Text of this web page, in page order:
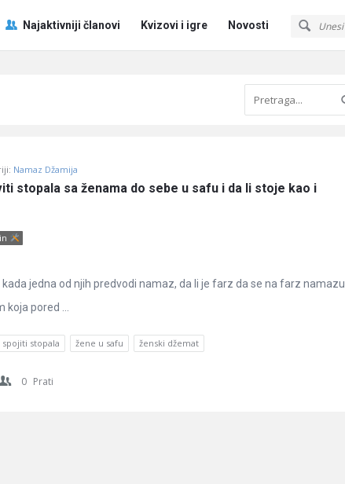
PitajNajaktivniji članovi Kvizovi i igre Novosti
Namaz Džamija
stopala sa ženama do sebe u safu i da li stoje kao i
kada jedna od njih predvodi namaz, da li je farz da se na farz namazu
pored ...
spojiti stopala žene u safu ženski džemat
0 Prati